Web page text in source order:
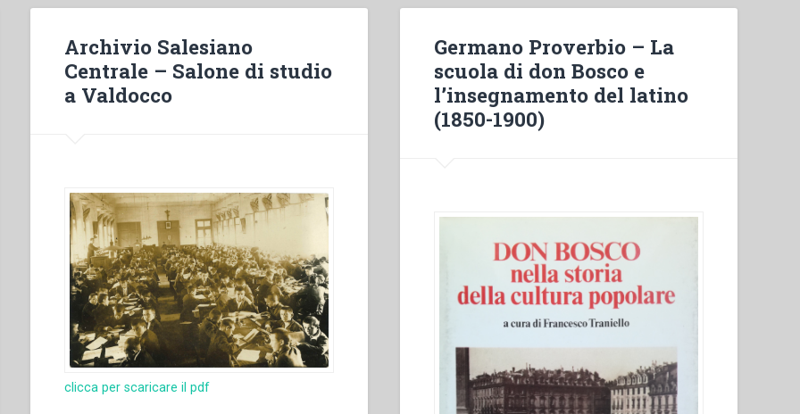
Archivio Salesiano
Centrale – Salone di studio
a Valdocco
clicca per scaricare il pdf
Germano Proverbio – La
scuola di don Bosco e
l’insegnamento del latino
(1850-1900)